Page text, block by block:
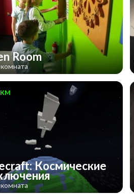
Room
Космические